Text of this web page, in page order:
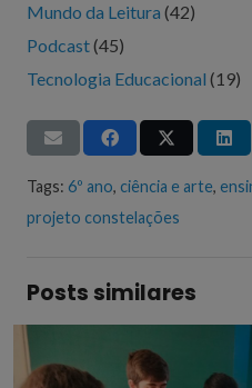
Mundo da Leitura (42)
Podcast(45)
Tecnologia Educacional (19)
Tags: 6º ano, ciência e arte,
projeto constelações
Posts similares
Projeto ajuda a
grupo e ao ambiente